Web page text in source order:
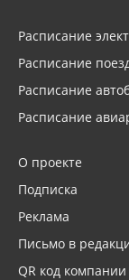
Расписание
Расписание
Расписание
Расписание
О проекте
Подписка
Реклама
Письмо в
QR код компании